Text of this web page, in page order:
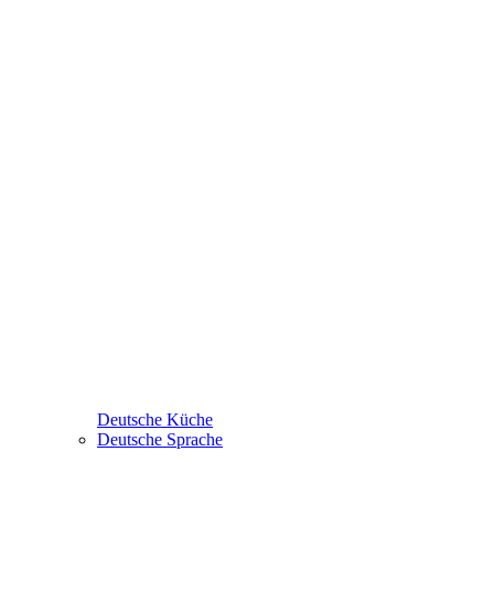
Deutsche Küche
Deutsche Sprache